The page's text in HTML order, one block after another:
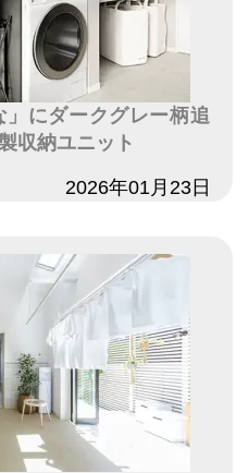
にダークグレー柄追
収納ユニット
2026年01月23日